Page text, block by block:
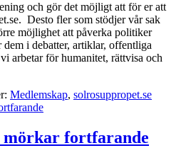
och gör det möjligt att för er att
Desto fler som stödjer vår sak
möjlighet att påverka politiker
i debatter, artiklar, offentliga
arbetar för humanitet, rättvisa och
Medlemskap, solrosuppropet.se
mörkar fortfarande